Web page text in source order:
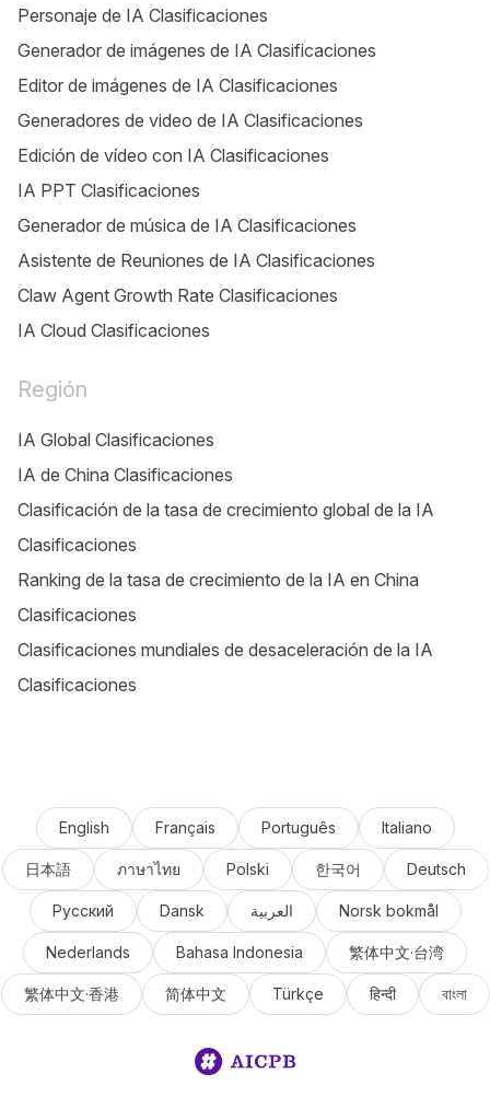
Personaje de IA Clasificaciones
Generador de imágenes de IA Clasificaciones
Editor de imágenes de IA Clasificaciones
Generadores de video de IA Clasificaciones
Edición de vídeo con IA Clasificaciones
IA PPT Clasificaciones
Generador de música de IA Clasificaciones
Asistente de Reuniones de IA Clasificaciones
Claw Agent Growth Rate Clasificaciones
IA Cloud Clasificaciones
Región
IA Global Clasificaciones
IA de China Clasificaciones
Clasificación de la tasa de crecimiento global de la IA
Clasificaciones
Ranking de la tasa de crecimiento de la IA en China
Clasificaciones
Clasificaciones mundiales de desaceleración de la IA
Clasificaciones
English Français Português Italiano
日本語 ภาษาไทย Polski 한국어 Deutsch
Русский Dansk العربية Norsk bokmål
Nederlands Bahasa Indonesia 繁体中文·台湾
繁体中文·香港 简体中文 Türkçe हिन्दी বাংলা